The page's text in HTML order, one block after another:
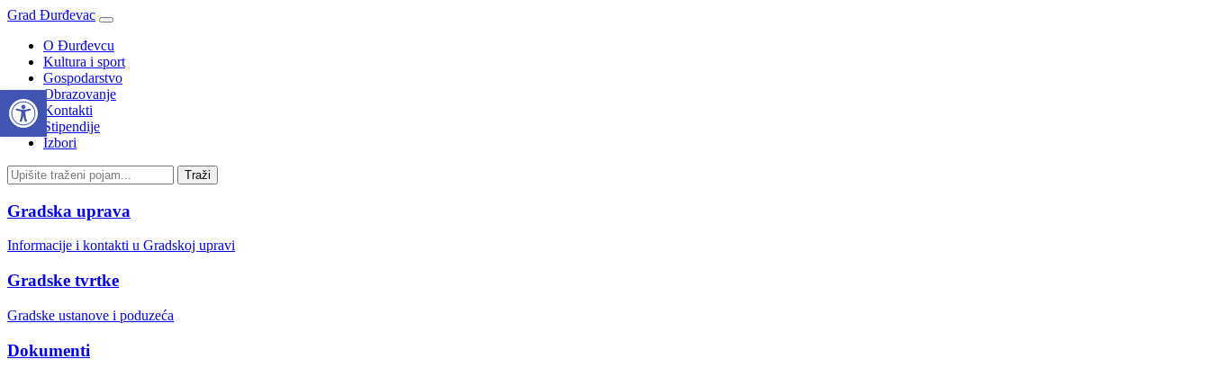
Open toolbar
Grad Đurđevac
O Đurđevcu
Kultura i sport
Gospodarstvo
Obrazovanje
Kontakti
Stipendije
Izbori
Gradska uprava
Informacije i kontakti u Gradskoj upravi
Gradske tvrtke
Gradske ustanove i poduzeća
Dokumenti